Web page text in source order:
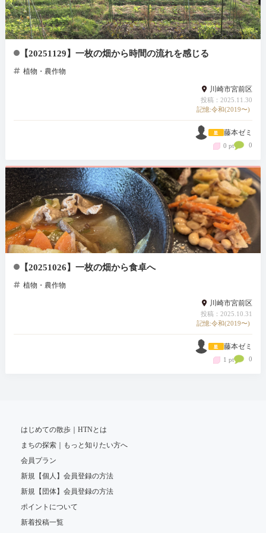
【20251129】一枚の畑から時間の流れを感じる
植物・農作物
川崎市宮前区
投稿：2025.11.30
記憶:令和(2019〜)
藤本ゼミ
0 pt 0
【20251026】一枚の畑から食卓へ
植物・農作物
川崎市宮前区
投稿：2025.10.31
記憶:令和(2019〜)
藤本ゼミ
1 pt 0
はじめての散歩｜HTNとは
まちの探索｜もっと知りたい方へ
会員プラン
新規【個人】会員登録の方法
新規【団体】会員登録の方法
ポイントについて
新着投稿一覧